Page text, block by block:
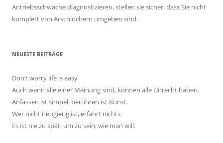
Antriebsschwäche diagnostizieren, stellen sie sicher, dass Sie nicht
komplett von Arschlöchern umgeben sind.
NEUESTE BEITRÄGE
Don’t worry life is easy
Auch wenn alle einer Meinung sind, können alle Unrecht haben.
Anfassen ist simpel, berühren ist Kunst.
Wer nicht neugierig ist, erfährt nichts.
Es ist nie zu spät, um zu sein, wie man will.